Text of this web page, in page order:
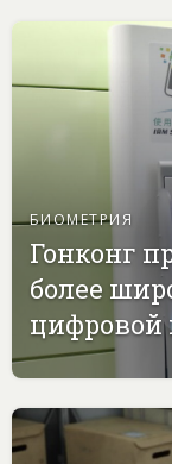
БИОМЕТРИЯ
Гонконг
более